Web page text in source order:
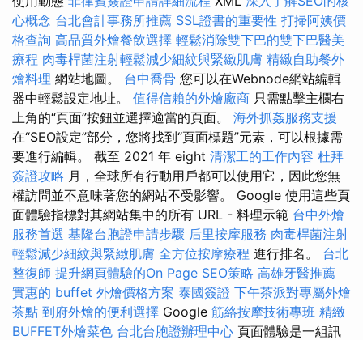
心概念 台北會計事務所推薦 SSL證書的重要性 打掃阿姨價
格查詢 高品質外燴餐飲選擇 輕鬆消除雙下巴的雙下巴醫美
療程 肉毒桿菌注射輕鬆減少細紋與緊緻肌膚 精緻自助餐外
燴料理 網站地圖。 台中喬骨 您可以在Webnode網站編輯
器中輕鬆設定地址。 值得信賴的外燴廠商 只需點擊主欄右
上角的“頁面”按鈕並選擇適當的頁面。 海外抓姦服務支援
在“SEO設定”部分，您將找到“頁面標題”元素，可以根據需
要進行編輯。 截至 2021 年 eight 清潔工的工作內容 杜拜
簽證攻略 月，全球所有行動用戶都可以使用它，因此您無
權訪問並不意味著您的網站不受影響。 Google 使用這些頁
面體驗指標對其網站集中的所有 URL - 料理示範 台中外燴
服務首選 基隆台胞證申請步驟 后里按摩服務 肉毒桿菌注射
輕鬆減少細紋與緊緻肌膚 全方位按摩療程 進行排名。 台北
整復師 提升網頁體驗的On Page SEO策略 高雄牙醫推薦
實惠的 buffet 外燴價格方案 泰國簽證 下午茶派對專屬外燴
茶點 到府外燴的便利選擇 Google 筋絡按摩技術專班 精緻
BUFFET外燴菜色 台北台胞證辦理中心 頁面體驗是一組訊